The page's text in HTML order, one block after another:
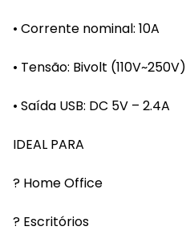
• Corrente nominal: 10A
• Tensão: Bivolt (110V~250V)
• Saída USB: DC 5V – 2.4A
IDEAL PARA
? Home Office
? Escritórios